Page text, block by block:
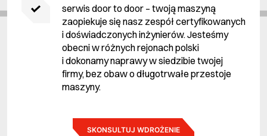
serwis door to door – twoją maszyną
zaopiekuje się nasz zespół certyfikowanych
i doświadczonych inżynierów. Jesteśmy
obecni w różnych rejonach polski
i dokonamy naprawy w siedzibie twojej
firmy, bez obaw o długotrwałe przestoje
maszyny.
SKONSULTUJ WDROŻENIE